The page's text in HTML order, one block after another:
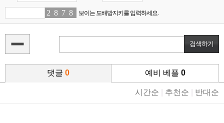
2 8 75 89 보이는 도배방지키를 입력하세요.
댓글 0 예비 베플 0
시간순 추천순 반대순